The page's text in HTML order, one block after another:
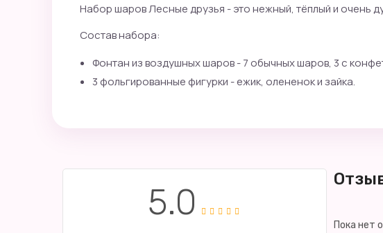
Набор шаров Лесные друзья - это нежный, тёплый и очень
Состав набора:
Фонтан из воздушных шаров - 7 обычных шаров, 3 с
3 фольгированные фигурки - ежик, олененок и зайка.
5.0
Пока нет